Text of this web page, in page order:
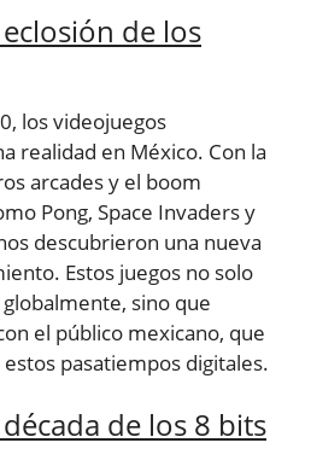
de los
los videojuegos
realidad en México. Con la
arcades y el boom
Pong, Space Invaders y
descubrieron una nueva
Estos juegos no solo
sino que
el público mexicano, que
pasatiempos digitales.
de los 8 bits